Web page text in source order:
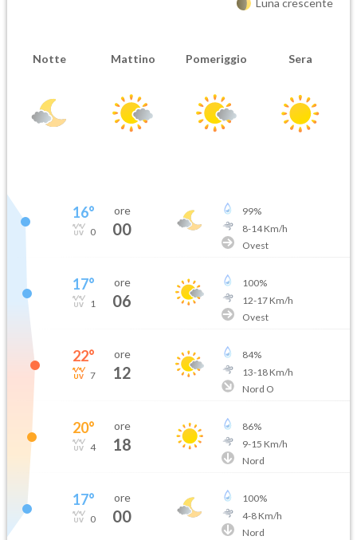
Luna crescente
Notte Mattino Pomeriggio Sera
16°
0
ore
00
99%
8-14Km/h
Ovest
17°
1
ore
06
100%
12-17Km/h
Ovest
22°
7
ore
12
84%
13-18Km/h
Nord O
20°
4
ore
18
86%
9-15 Km/h
Nord
17°
0
ore
00
100%
4-8Km/h
Nord